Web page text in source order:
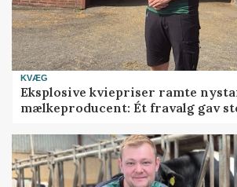
KVÆG
Eksplosive kviepriser ramte
mælkeproducent: Ét fravalg gav